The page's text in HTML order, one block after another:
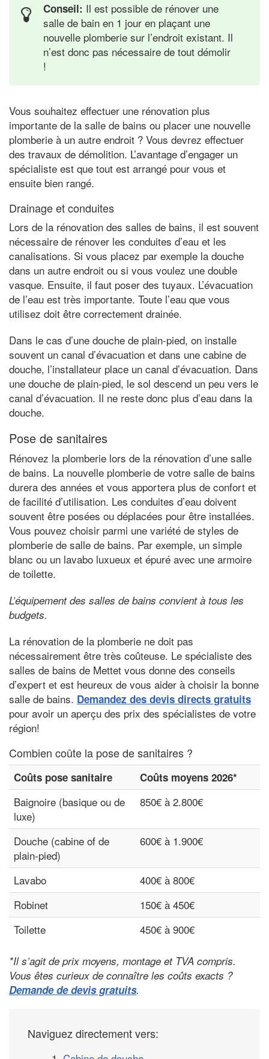
Conseil: Il est possible de rénover une
salle de bain en 1 jour en plaçant une
nouvelle plomberie sur l’endroit existant. Il
n’est donc pas nécessaire de tout démolir
!
Vous souhaitez effectuer une rénovation plus
importante de la salle de bains ou placer une nouvelle
plomberie à un autre endroit ? Vous devrez effectuer
des travaux de démolition. L’avantage d’engager un
spécialiste est que tout est arrangé pour vous et
ensuite bien rangé.
Drainage et conduites
Lors de la rénovation des salles de bains, il est souvent
nécessaire de rénover les conduites d’eau et les
canalisations. Si vous placez par exemple la douche
dans un autre endroit ou si vous voulez une double
vasque. Ensuite, il faut poser des tuyaux. L’évacuation
de l’eau est très importante. Toute l’eau que vous
utilisez doit être correctement drainée.
Dans le cas d’une douche de plain-pied, on installe
souvent un canal d’évacuation et dans une cabine de
douche, l’installateur place un canal d’évacuation. Dans
une douche de plain-pied, le sol descend un peu vers le
canal d’évacuation. Il ne reste donc plus d’eau dans la
douche.
Pose de sanitaires
Rénovez la plomberie lors de la rénovation d’une salle
de bains. La nouvelle plomberie de votre salle de bains
durera des années et vous apportera plus de confort et
de facilité d’utilisation. Les conduites d’eau doivent
souvent être posées ou déplacées pour être installées.
Vous pouvez choisir parmi une variété de styles de
plomberie de salle de bains. Par exemple, un simple
blanc ou un lavabo luxueux et épuré avec une armoire
de toilette.
L’équipement des salles de bains convient à tous les
budgets.
La rénovation de la plomberie ne doit pas
nécessairement être très coûteuse. Le spécialiste des
salles de bains de Mettet vous donne des conseils
d’expert et est heureux de vous aider à choisir la bonne
salle de bains. Demandez des devis directs gratuits
pour avoir un aperçu des prix des spécialistes de votre
région!
Combien coûte la pose de sanitaires ?
Coûts pose sanitaire Coûts moyens 2026*
Baignoire (basique ou de
luxe)
850€ à 2.800€
Douche (cabine of de
plain-pied)
600€ à 1.900€
Lavabo
400€ à 800€
Robinet
150€ à 450€
Toilette
450€ à 900€
*Il s’agit de prix moyens, montage et TVA compris.
Vous êtes curieux de connaître les coûts exacts ?
Demande de devis gratuits.
Naviguez directement vers: